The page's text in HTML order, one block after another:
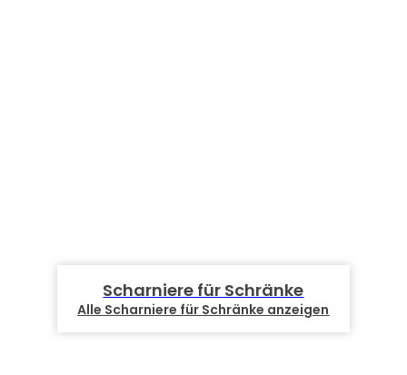
Scharniere für Schränke
Alle Scharniere für Schränke anzeigen